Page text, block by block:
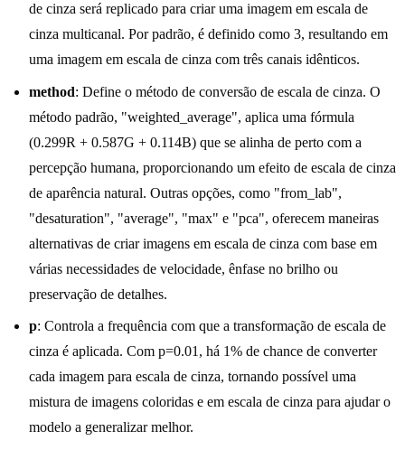
de cinza será replicado para criar uma imagem em escala de
cinza multicanal. Por padrão, é definido como 3, resultando em
uma imagem em escala de cinza com três canais idênticos.
method: Define o método de conversão de escala de cinza. O
método padrão, "weighted_average", aplica uma fórmula
(0.299R + 0.587G + 0.114B) que se alinha de perto com a
percepção humana, proporcionando um efeito de escala de cinza
de aparência natural. Outras opções, como "from_lab",
"desaturation", "average", "max" e "pca", oferecem maneiras
alternativas de criar imagens em escala de cinza com base em
várias necessidades de velocidade, ênfase no brilho ou
preservação de detalhes.
p: Controla a frequência com que a transformação de escala de
cinza é aplicada. Com p=0.01, há 1% de chance de converter
cada imagem para escala de cinza, tornando possível uma
mistura de imagens coloridas e em escala de cinza para ajudar o
modelo a generalizar melhor.